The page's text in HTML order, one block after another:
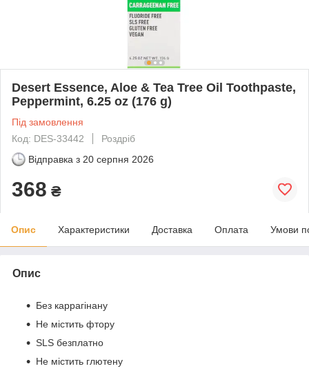
Desert Essence, Aloe & Tea Tree Oil Toothpaste,
Peppermint, 6.25 oz (176 g)
Під замовлення
Код: DES-33442
Роздріб
Відправка з 20 серпня 2026
368 ₴
Опис Характеристики Доставка Оплата Умови
Опис
Без каррагінану
Не містить фтору
SLS безплатно
Не містить глютену